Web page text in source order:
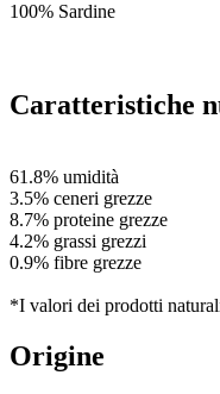
100% Sardine
Caratteristiche
61.8% umidità
3.5% ceneri grezze
8.7% proteine grezze
4.2% grassi grezzi
0.9% fibre grezze
*I valori dei prodotti
Origine